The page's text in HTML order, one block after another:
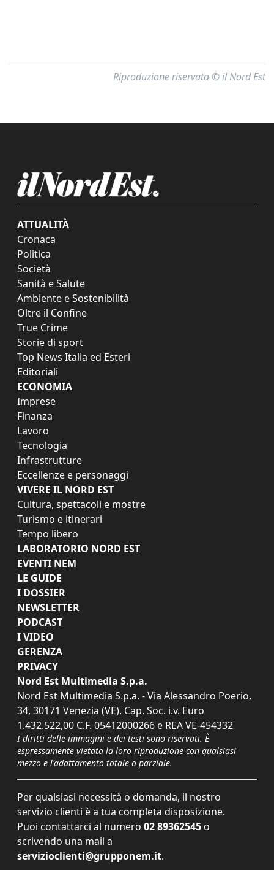
Riproduzione riservata © il Nord Est
ATTUALITÀ
Cronaca
Politica
Società
Sanità e Salute
Ambiente e Sostenibilità
Oltre il Confine
True Crime
Storie di sport
Top News Italia ed Esteri
Editoriali
ECONOMIA
Imprese
Finanza
Lavoro
Tecnologia
Infrastrutture
Eccellenze e personaggi
VIVERE IL NORD EST
Cultura, spettacoli e mostre
Turismo e itinerari
Tempo libero
LABORATORIO NORD EST
EVENTI NEM
LE GUIDE
I DOSSIER
NEWSLETTER
PODCAST
I VIDEO
GERENZA
PRIVACY
Nord Est Multimedia S.p.a.
Nord Est Multimedia S.p.a. - Via Alessandro Poerio,
34, 30171 Venezia (VE). Cap. Soc. i.v. Euro
1.432.522,00 C.F. 05412000266 e REA VE-454332
I diritti delle immagini e dei testi sono riservati. È
espressamente vietata la loro riproduzione con qualsiasi
mezzo e l'adattamento totale o parziale.
Per qualsiasi necessità o domanda, il nostro
servizio clienti è a tua completa disposizione.
Puoi contattarci al numero 02 89362545 o
scrivendo una mail a
servizioclienti@grupponem.it.